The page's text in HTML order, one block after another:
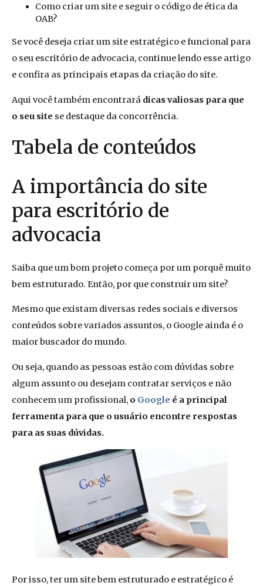
Como criar um site e seguir o código de ética da
OAB?
Se você deseja criar um site estratégico e funcional para
o seu escritório de advocacia, continue lendo esse artigo
e confira as principais etapas da criação do site.
Aqui você também encontrará dicas valiosas para que
o seu site se destaque da concorrência.
Tabela de conteúdos
A importância do site
para escritório de
advocacia
Saiba que um bom projeto começa por um porquê muito
bem estruturado. Então, por que construir um site?
Mesmo que existam diversas redes sociais e diversos
conteúdos sobre variados assuntos, o Google ainda é o
maior buscador do mundo.
Ou seja, quando as pessoas estão com dúvidas sobre
algum assunto ou desejam contratar serviços e não
conhecem um profissional, o Google é a principal
ferramenta para que o usuário encontre respostas
para as suas dúvidas.
Por isso, ter um site bem estruturado e estratégico é